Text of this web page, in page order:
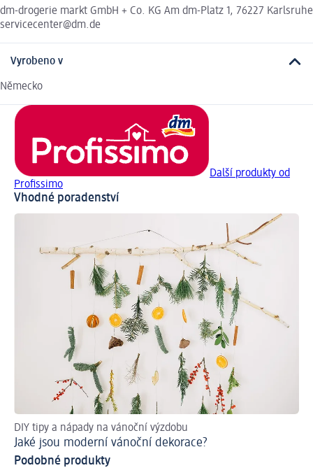
dm-drogerie markt GmbH + Co. KG Am dm-Platz 1, 76227 Karlsruhe
servicecenter@dm.de
Vyrobeno v
Německo
Další produkty od
Profissimo
Vhodné poradenství
DIY tipy a nápady na vánoční výzdobu
Jaké jsou moderní vánoční dekorace?
Podobné produkty